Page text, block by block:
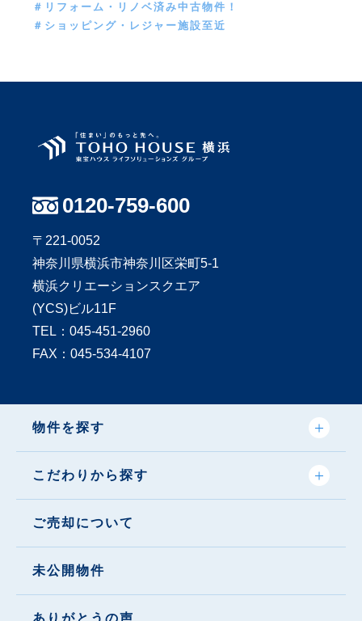
＃リフォーム・リノベ済み中古物件！
＃ショッピング・レジャー施設至近
0120-759-600
〒221-0052
神奈川県横浜市神奈川区栄町5-1
横浜クリエーションスクエア
(YCS)ビル11F
TEL： 045-451-2960
FAX：045-534-4107
物件を探す
こだわりから探す
ご売却について
未公開物件